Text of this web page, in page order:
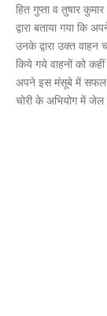
हित गुप्ता व तुषार
द्वारा बताया गया
उनके द्वारा उक्त वाहन
किये गये वाहनों को
अपने इस मंसूबे में सफल
चोरी के अभियोग में